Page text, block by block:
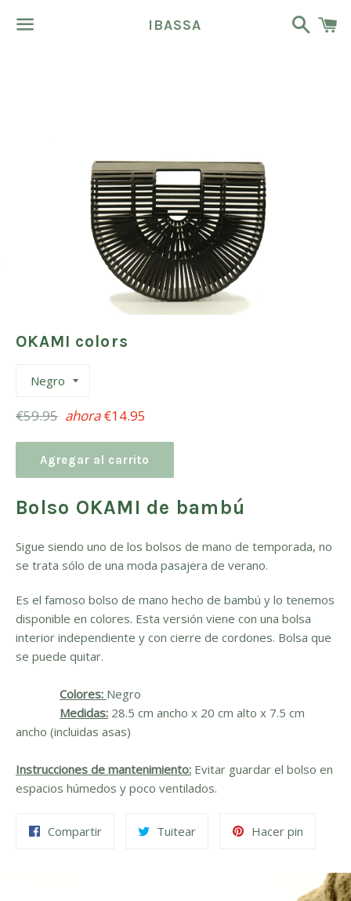
IBASSA
Buscar
OKAMI colors
Precio
€59.95 ahora €14.95
Agregar al carrito
Bolso OKAMI de bambú
Sigue siendo uno de los bolsos de mano de temporada, no
se trata sólo de una moda pasajera de verano.
Es el famoso bolso de mano hecho de bambú y lo tenemos
disponible en colores. Esta versión viene con una bolsa
interior independiente y con cierre de cordones. Bolsa que
se puede quitar.
Colores: Negro
Medidas: 28.5 cm ancho x 20 cm alto x 7.5 cm
ancho (incluidas asas)
Instrucciones de mantenimiento: Evitar guardar el bolso en
espacios húmedos y poco ventilados.
CompartirCompartir TuitearTuitear
Hacer pin